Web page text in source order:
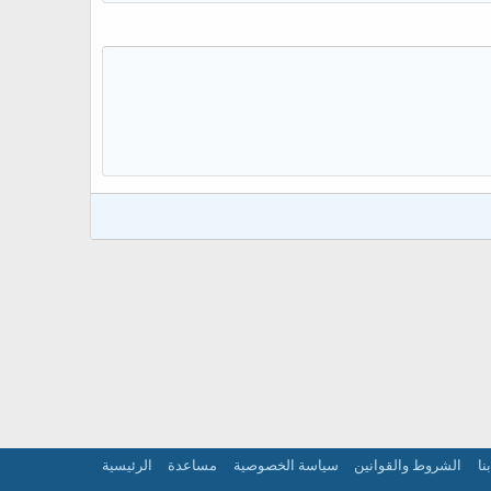
الشروط والقوانين سياسة الخصوصية مساعدة الرئيسية